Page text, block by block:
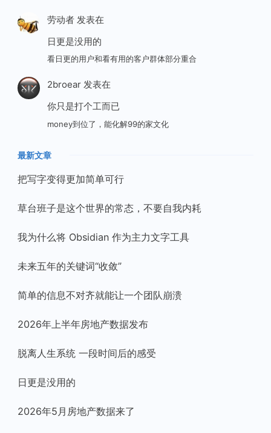
劳动者发表在
日更是没用的
看日更的用户和看有用的客户群体部分重合
2broear发表在
你只是打个工而已
money到位了，能化解99的家文化
最新文章
把写字变得更加简单可行
草台班子是这个世界的常态，不要自我内耗
我为什么将 Obsidian 作为主力文字工具
未来五年的关键词“收敛”
简单的信息不对齐就能让一个团队崩溃
2026年上半年房地产数据发布
脱离人生系统 一段时间后的感受
日更是没用的
2026年5月房地产数据来了